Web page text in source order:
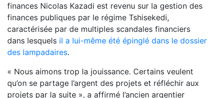
finances Nicolas Kazadi est revenu sur la gestion des
finances publiques par le régime Tshisekedi,
caractérisée par de multiples scandales financiers
dans lesquels il a lui-même été épinglé dans le dossier
des lampadaires.
« Nous aimons trop la jouissance. Certains veulent
qu’on se partage l’argent des projets et réfléchir aux
projets par la suite », a affirmé l’ancien argentier